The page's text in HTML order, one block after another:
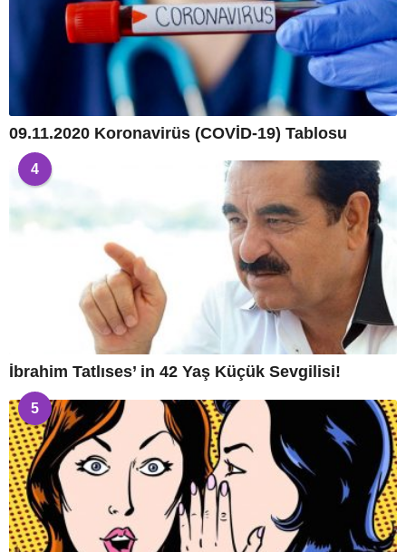
09.11.2020 Koronavirüs (COVİD-19) Tablosu
4
İbrahim Tatlıses’ in 42 Yaş Küçük Sevgilisi!
5